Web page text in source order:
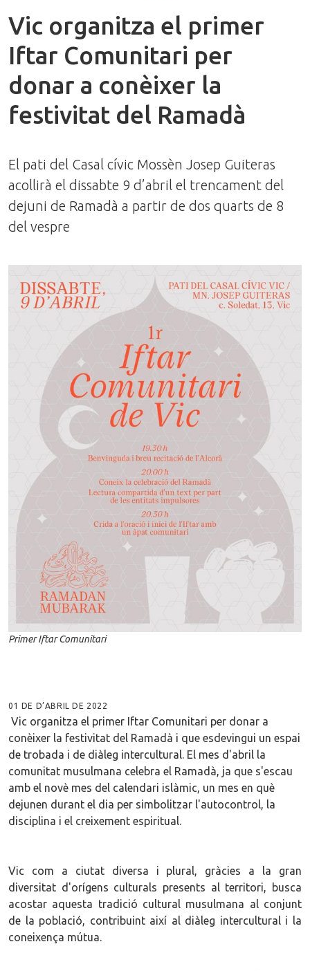
Vic organitza el primer
Iftar Comunitari per
donar a conèixer la
festivitat del Ramadà
El pati del Casal cívic Mossèn Josep Guiteras
acollirà el dissabte 9 d’abril el trencament del
dejuni de Ramadà a partir de dos quarts de 8
del vespre
Primer Iftar Comunitari
01 DE D’ABRIL DE 2022
Vic organitza el primer Iftar Comunitari per donar a
conèixer la festivitat del Ramadà i que esdevingui un espai
de trobada i de diàleg intercultural. El mes d'abril la
comunitat musulmana celebra el Ramadà, ja que s'escau
amb el novè mes del calendari islàmic, un mes en què
dejunen durant el dia per simbolitzar l'autocontrol, la
disciplina i el creixement espiritual.
Vic com a ciutat diversa i plural, gràcies a la gran
diversitat d'orígens culturals presents al territori, busca
acostar aquesta tradició cultural musulmana al conjunt
de la població, contribuint així al diàleg intercultural i la
coneixença mútua.